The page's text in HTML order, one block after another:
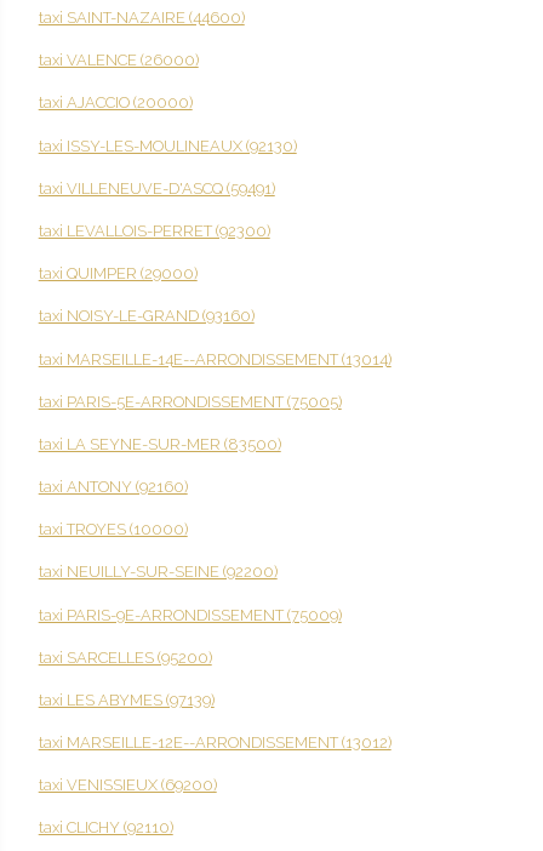
taxi SAINT-NAZAIRE (44600)
taxi VALENCE (26000)
taxi AJACCIO (20000)
taxi ISSY-LES-MOULINEAUX (92130)
taxi VILLENEUVE-D'ASCQ (59491)
taxi LEVALLOIS-PERRET (92300)
taxi QUIMPER (29000)
taxi NOISY-LE-GRAND (93160)
taxi MARSEILLE-14E--ARRONDISSEMENT (13014)
taxi PARIS-5E-ARRONDISSEMENT (75005)
taxi LA SEYNE-SUR-MER (83500)
taxi ANTONY (92160)
taxi TROYES (10000)
taxi NEUILLY-SUR-SEINE (92200)
taxi PARIS-9E-ARRONDISSEMENT (75009)
taxi SARCELLES (95200)
taxi LES ABYMES (97139)
taxi MARSEILLE-12E--ARRONDISSEMENT (13012)
taxi VENISSIEUX (69200)
taxi CLICHY (92110)